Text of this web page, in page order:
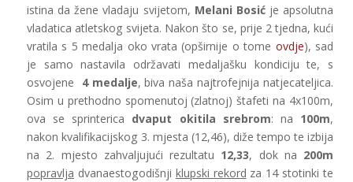
istina da žene vladaju svijetom, Melani Bosićje apsolutna
vladatica atletskog svijeta. Nakon što se, prije 2 tjedna, kući
vratila s 5 medalja oko vrata (opširnije o tome ovdje), sad
je samo nastavila održavati medaljašku kondiciju te, s
osvojene 4 medalje, biva naša najtrofejnija natjecateljica.
Osim u prethodno spomenutoj (zlatnoj) štafeti na 4x100m,
ova se sprinterica dvaput okitila srebrom: na 100m,
nakon kvalifikacijskog 3. mjesta (12,46), diže tempo te izbija
na 2. mjesto zahvaljujući rezultatu 12,33, dok na 200m
popravlja dvanaestogodišnji klupski rekord za 14 stotinki te